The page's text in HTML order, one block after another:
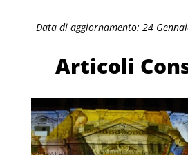
Data di aggiornamento: 24
Articoli